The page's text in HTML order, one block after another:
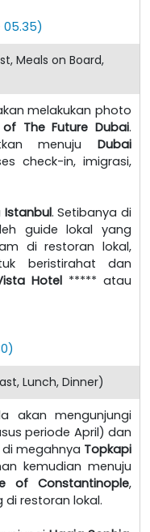
05.35)
Meals on Board,
melakukan photo
of The Future Dubai.
menuju Dubai
check-in, imigrasi,
Istanbul. Setibanya di
guide lokal yang
di restoran lokal,
beristirahat dan
Hotel ***** atau
Lunch, Dinner)
akan mengunjungi
periode April) dan
megahnya Topkapi
kemudian menuju
of Constantinople,
restoran lokal.